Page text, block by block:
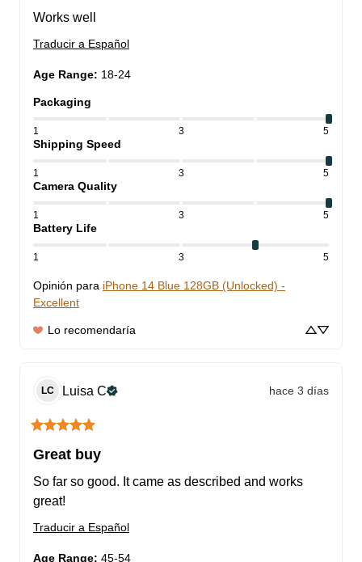
Works well
Traducir a Español
Age Range: 18-24
Packaging
1 3 5
Shipping Speed
1 3 5
Camera Quality
1 3 5
Battery Life
1 3 5
Opinión para iPhone 14 Blue 128GB (Unlocked) -
Excellent
Lo recomendaría
LC Luisa C hace 3 días
Great buy
So far so good. It came as described and works
great!
Traducir a Español
Age Range: 45-54